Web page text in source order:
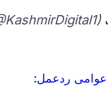
عوامی ردعمل: